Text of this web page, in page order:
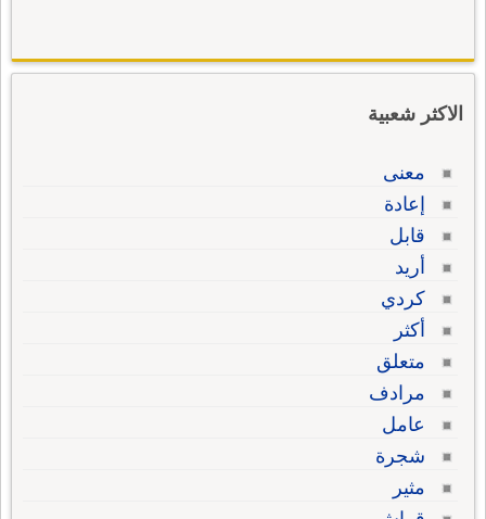
الاكثر شعبية
معنى
إعادة
قابل
أريد
كردي
أكثر
متعلق
مرادف
عامل
شجرة
مثير